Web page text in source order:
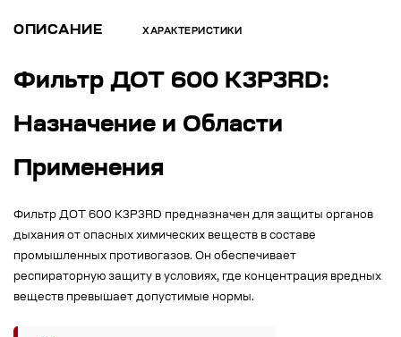
ОПИСАНИЕ ХАРАКТЕРИСТИКИ
Фильтр ДОТ 600 К3Р3RD:
Назначение и Области
Применения
Фильтр ДОТ 600 К3Р3RD предназначен для защиты органов
дыхания от опасных химических веществ в составе
промышленных противогазов. Он обеспечивает
респираторную защиту в условиях, где концентрация вредных
веществ превышает допустимые нормы.